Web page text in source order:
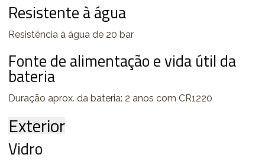
Resistente à água
Resistência à água de 20 bar
Fonte de alimentação e vida útil da
bateria
Duração aprox. da bateria: 2 anos com CR1220
Exterior
Vidro